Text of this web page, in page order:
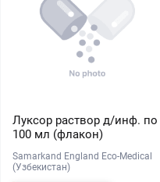
Луксор раствор д/инф. по
100 мл (флакон)
Samarkand England Eco-Medical
(Узбекистан)